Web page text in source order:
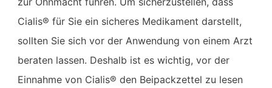
Cialis® für Sie ein sicheres Medikament darstellt,
sollten Sie sich vor der Anwendung von einem Arzt
beraten lassen. Deshalb ist es wichtig, vor der
Einnahme von Cialis® den Beipackzettel zu lesen